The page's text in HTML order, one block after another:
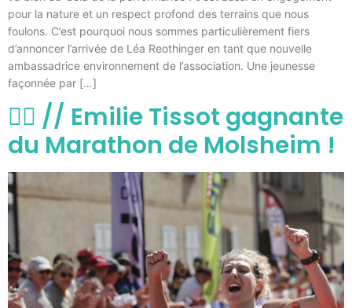
pour la nature et un respect profond des terrains que nous
foulons. C’est pourquoi nous sommes particulièrement fiers
d’annoncer l’arrivée de Léa Reothinger en tant que nouvelle
ambassadrice environnement de l’association. Une jeunesse
façonnée par […]
🏃‍♀️ // Emilie Tissot gagnante
du Marathon de Molsheim !